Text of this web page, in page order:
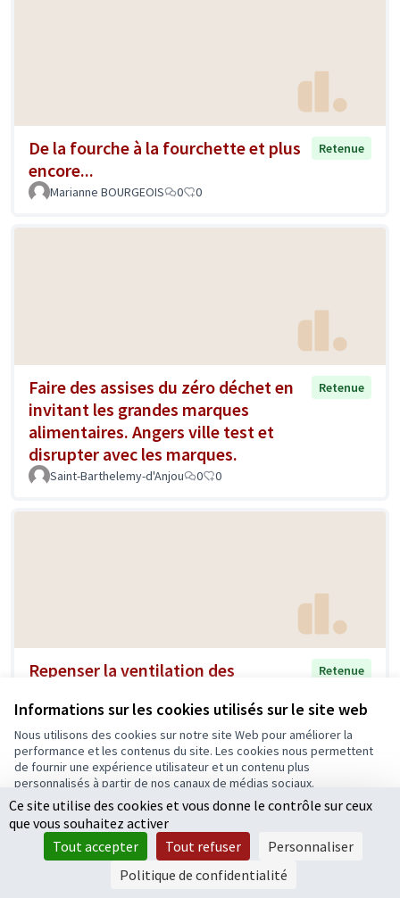
Informations sur les cookies utilisés sur le site web
Nous utilisons des cookies sur notre site Web pour améliorer la
performance et les contenus du site. Les cookies nous permettent
de fournir une expérience utilisateur et un contenu plus
personnalisés à partir de nos canaux de médias sociaux.
Tout accepter
Accepter seulement les cookies essentiels
Paramètres
De la fourche à la fourchette et plus
encore...
Retenue
Marianne BOURGEOIS 0 0
Faire des assises du zéro déchet en
invitant les grandes marques
alimentaires. Angers ville test et
disrupter avec les marques.
Retenue
Saint-Barthelemy-d'Anjou 0 0
Repenser la ventilation des
frais pendant les canicules.
Retenue
mimilab 0 0
Ce site utilise des cookies et vous donne le contrôle sur ceux
que vous souhaitez activer
Tout accepter
Tout refuser
Personnaliser
Politique de confidentialité